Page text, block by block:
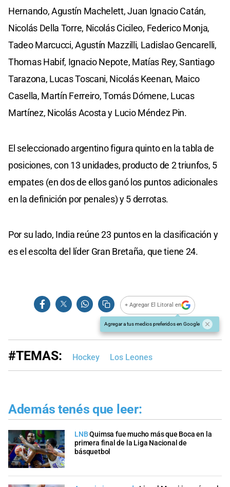
Hernando, Agustín Machelett, Juan Ignacio Catán,
Nicolás Della Torre, Nicolás Cicileo, Federico Monja,
Tadeo Marcucci, Agustín Mazzilli, Ladislao Gencarelli,
Thomas Habif, Ignacio Nepote, Matías Rey, Santiago
Tarazona, Lucas Toscani, Nicolás Keenan, Maico
Casella, Martín Ferreiro, Tomás Dómene, Lucas
Martínez, Nicolás Acosta y Lucio Méndez Pin.
El seleccionado argentino figura quinto en la tabla de
posiciones, con 13 unidades, producto de 2 triunfos, 5
empates (en dos de ellos ganó los puntos adicionales
en la definición por penales) y 5 derrotas.
Por su lado, India reúne 23 puntos en la clasificación y
es el escolta del líder Gran Bretaña, que tiene 24.
+ Agregar El Litoral en
Agregar a tus medios preferidos en Google
#TEMAS: Hockey Los Leones
Además tenés que leer:
LNB Quimsa fue mucho más que Boca en la
primera final de la Liga Nacional de
básquetbol